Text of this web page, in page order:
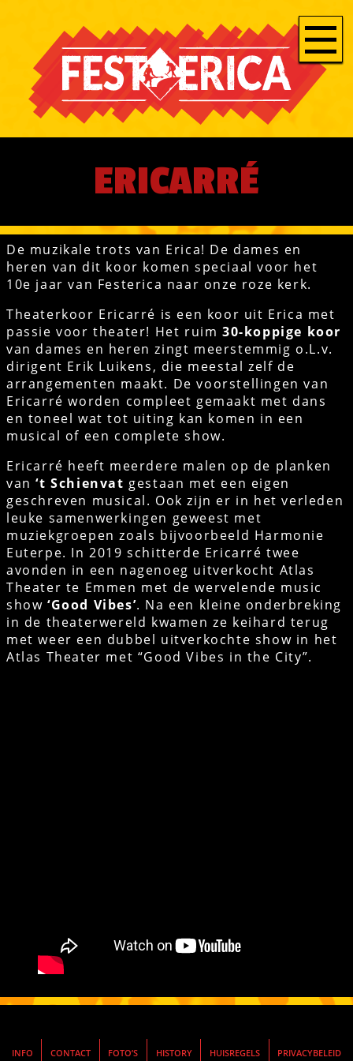
ERICARRÉ
De muzikale trots van Erica! De dames en
heren van dit koor komen speciaal voor het
10e jaar van Festerica naar onze roze kerk.
Theaterkoor Ericarré is een koor uit Erica met
passie voor theater! Het ruim30-koppige koor
van dames en heren zingt meerstemmig o.L.v.
dirigent Erik Luikens, die meestal zelf de
arrangementen maakt. De voorstellingen van
Ericarré worden compleet gemaakt met dans
en toneel wat tot uiting kan komen in een
musical of een complete show.
Ericarré heeft meerdere malen op de planken
van‘t Schienvat gestaan met een eigen
geschreven musical. Ook zijn er in het verleden
leuke samenwerkingen geweest met
muziekgroepen zoals bijvoorbeeld Harmonie
Euterpe. In 2019 schitterde Ericarré twee
avonden in een nagenoeg uitverkocht Atlas
Theater te Emmen met de wervelende music
show ‘Good Vibes’. Na een kleine onderbreking
in de theaterwereld kwamen ze keihard terug
met weer een dubbel uitverkochte show in het
Atlas Theater met “Good Vibes in the City”.
INFO CONTACT FOTO’S HISTORY HUISREGELS PRIVACYBELEID